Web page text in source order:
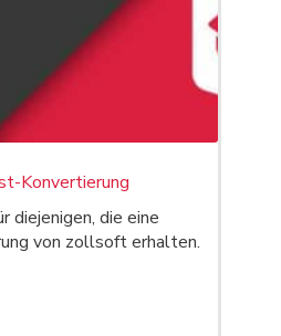
Konvertierung
diejenigen, die eine
von zollsoft erhalten.